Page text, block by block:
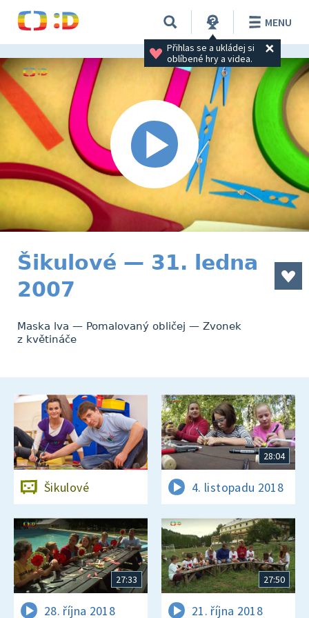
Přihlas se a ukládej si
oblíbené hry a videa.
MENU
Šikulové — 31. ledna
2007
Maska lva — Pomalovaný obličej — Zvonek
z květináče
Šikulové
28:04
4. listopadu 2018
27:33
28. října 2018
27:50
21. října 2018